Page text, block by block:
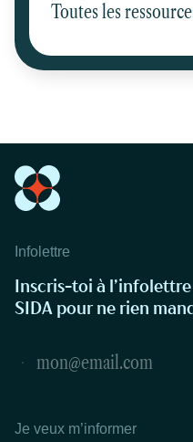
Toutes les
Infolettre
Inscris-toi à l’infolettre
SIDA pour ne rien
Je veux m’informer